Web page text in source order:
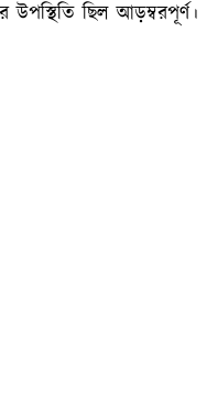
উপস্থিতি ছিল আড়ম্বরপূর্ণ।